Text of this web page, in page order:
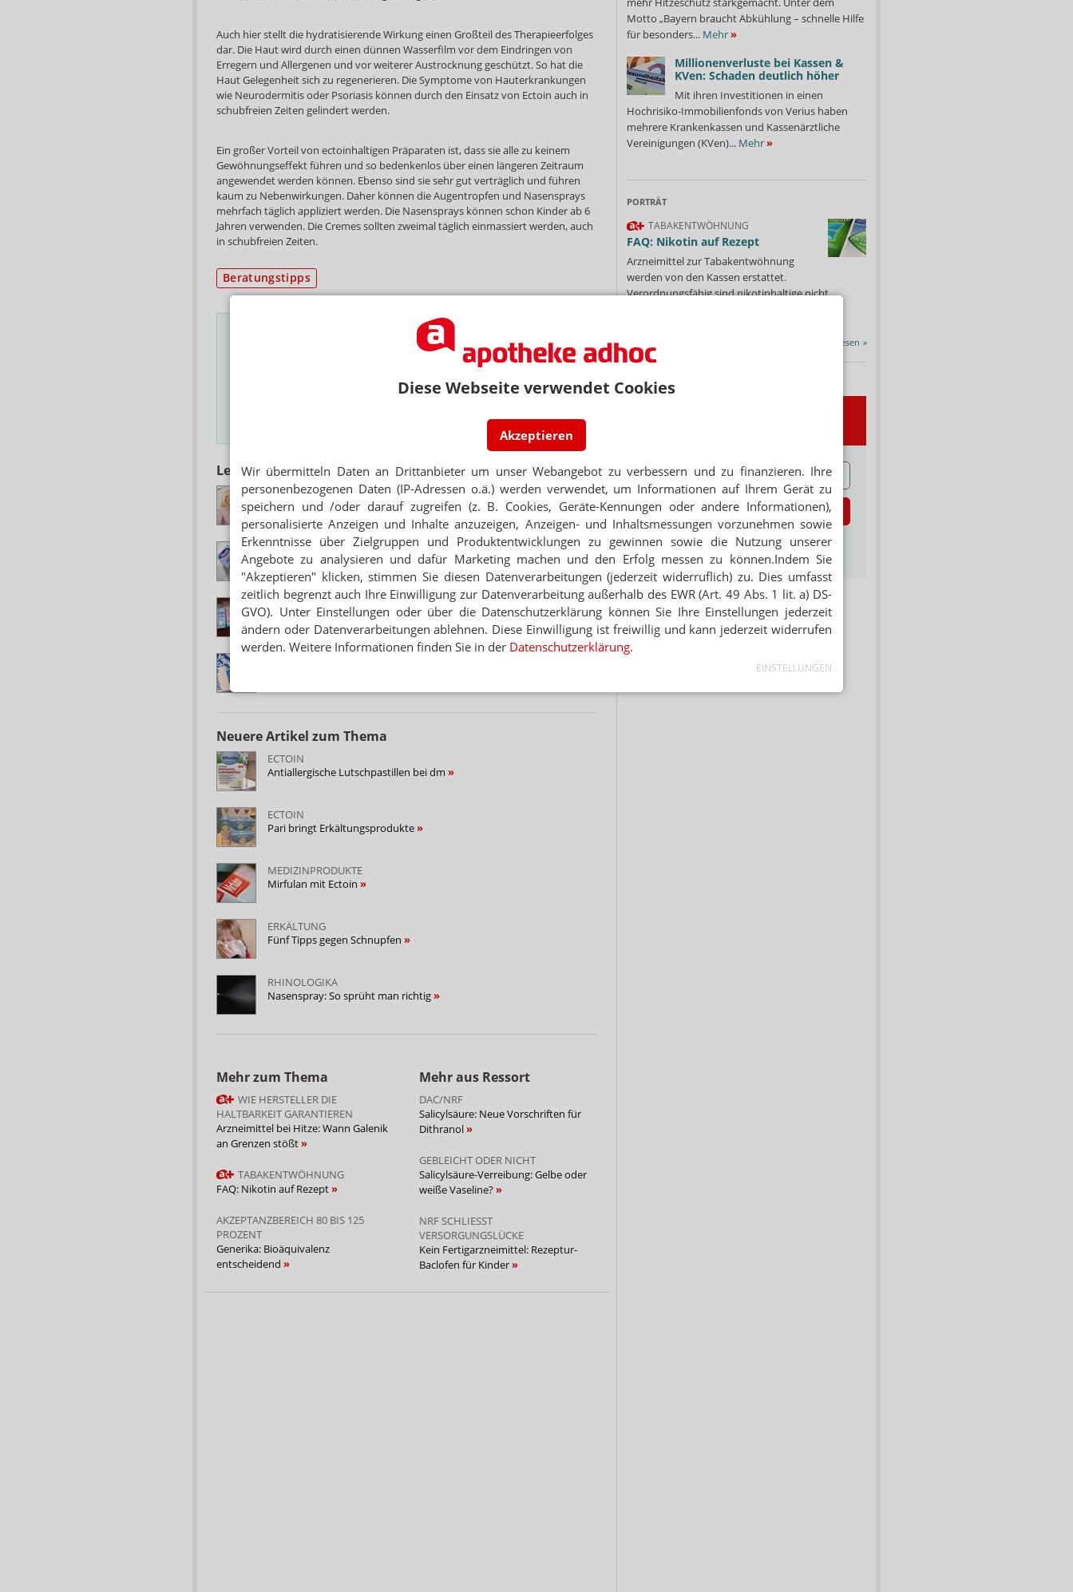
Diese Webseite verwendet Cookies
Akzeptieren
Wir übermitteln Daten an Drittanbieter um unser Webangebot zu verbessern und zu finanzieren. Ihre
personenbezogenen Daten (IP-Adressen o.ä.) werden verwendet, um Informationen auf Ihrem Gerät zu
speichern und /oder darauf zugreifen (z. B. Cookies, Geräte-Kennungen oder andere Informationen),
personalisierte Anzeigen und Inhalte anzuzeigen, Anzeigen- und Inhaltsmessungen vorzunehmen sowie
Erkenntnisse über Zielgruppen und Produktentwicklungen zu gewinnen sowie die Nutzung unserer
Angebote zu analysieren und dafür Marketing machen und den Erfolg messen zu können.Indem Sie
"Akzeptieren" klicken, stimmen Sie diesen Datenverarbeitungen (jederzeit widerruflich) zu. Dies umfasst
zeitlich begrenzt auch Ihre Einwilligung zur Datenverarbeitung außerhalb des EWR (Art. 49 Abs. 1 lit. a) DS-
GVO). Unter Einstellungen oder über die Datenschutzerklärung können Sie Ihre Einstellungen jederzeit
ändern oder Datenverarbeitungen ablehnen. Diese Einwilligung ist freiwillig und kann jederzeit widerrufen
werden. Weitere Informationen finden Sie in der Datenschutzerklärung.
EINSTELLUNGEN
Auch hier stellt die hydratisierende Wirkung einen Großteil des Therapieerfolges
dar. Die Haut wird durch einen dünnen Wasserfilm vor dem Eindringen von
Erregern und Allergenen und vor weiterer Austrocknung geschützt. So hat die
Haut Gelegenheit sich zu regenerieren. Die Symptome von Hauterkrankungen
wie Neurodermitis oder Psoriasis können durch den Einsatz von Ectoin auch in
schubfreien Zeiten gelindert werden.
Ein großer Vorteil von ectoinhaltigen Präparaten ist, dass sie alle zu keinem
Gewöhnungseffekt führen und so bedenkenlos über einen längeren Zeitraum
angewendet werden können. Ebenso sind sie sehr gut verträglich und führen
kaum zu Nebenwirkungen. Daher können die Augentropfen und Nasensprays
mehrfach täglich appliziert werden. Die Nasensprays können schon Kinder ab 6
Jahren verwenden. Die Cremes sollten zweimal täglich einmassiert werden, auch
in schubfreien Zeiten.
Beratungstipps
NEWSLETTER
Das Wichtigste des Tages direkt in Ihr Postfach. Kostenlos!
Jetzt
Lesen Sie auch
INHALATIONSLÖSUNGEN
Ectoin: Auge, Nase, Lunge
OTC-HERSTELLER
J&J: Extremolyte für die Nase
ERKÄLTUNG
Fünf Tipps zur Beratung zu Nasensprays
Neuere Artikel zum Thema
ECTOIN
Antiallergische Lutschpastillen bei dm
ECTOIN
Pari bringt Erkältungsprodukte
MEDIZINPRODUKTE
Mirfulan mit Ectoin
ERKÄLTUNG
Fünf Tipps gegen Schnupfen
RHINOLOGIKA
Nasenspray: So sprüht man richtig
Mehr zum Thema
WIE HERSTELLER DIE
HALTBARKEIT GARANTIEREN
Arzneimittel bei Hitze: Wann Galenik
an Grenzen stößt
TABAKENTWÖHNUNG
FAQ: Nikotin auf Rezept
AKZEPTANZBEREICH 80 BIS 125
PROZENT
Generika: Bioäquivalenz
entscheidend
Mehr aus Ressort
DAC/NRF
Salicylsäure: Neue Vorschriften für
Dithranol
GEBLEICHT ODER NICHT
Salicylsäure-Verreibung: Gelbe oder
weiße Vaseline?
NRF SCHLIESST V
ERSORGUNGSLÜCKE
Kein Fertigarzneimittel: Rezeptur-
Baclofen für Kinder
Motto „Bayern braucht Abkühlung – schnelle Hilfe
für besonders... Mehr»
Millionenverluste bei Kassen &
KVen: Schaden deutlich höher
Mit ihren Investitionen in einen
Hochrisiko-Immobilienfonds von Verius haben
mehrere Krankenkassen und Kassenärztliche
Vereinigungen (KVen)... Mehr»
PORTRÄT
TABAKENTWÖHNUNG
FAQ: Nikotin auf Rezept
Arzneimittel zur Tabakentwöhnung
werden von den Kassen erstattet.
Verordnungsfähig sind nikotinhaltige nicht
Alle Porträts lesen »
E-MAIL ADRESSE
Jetzt abonnieren
Hinweis zum Newsletter &
Datenschutz